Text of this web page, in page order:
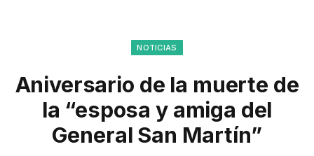
NOTICIAS
Aniversario de la muerte de
la “esposa y amiga del
General San Martín”